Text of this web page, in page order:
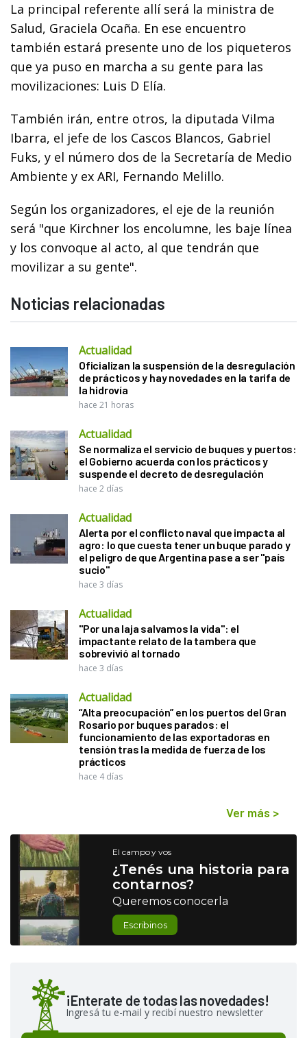
La principal referente allí será la ministra de
Salud, Graciela Ocaña. En ese encuentro
también estará presente uno de los piqueteros
que ya puso en marcha a su gente para las
movilizaciones: Luis D Elía.
También irán, entre otros, la diputada Vilma
Ibarra, el jefe de los Cascos Blancos, Gabriel
Fuks, y el número dos de la Secretaría de Medio
Ambiente y ex ARI, Fernando Melillo.
Según los organizadores, el eje de la reunión
será "que Kirchner los encolumne, les baje línea
y los convoque al acto, al que tendrán que
movilizar a su gente".
Noticias relacionadas
Actualidad
Oficializan la suspensión de la desregulación
de prácticos y hay novedades en la tarifa de
la hidrovía
hace 21 horas
Actualidad
Se normaliza el servicio de buques y puertos:
el Gobierno acuerda con los prácticos y
suspende el decreto de desregulación
hace 2 días
Actualidad
Alerta por el conflicto naval que impacta al
agro: lo que cuesta tener un buque parado y
el peligro de que Argentina pase a ser "país
sucio"
hace 3 días
Actualidad
"Por una laja salvamos la vida": el
impactante relato de la tambera que
sobrevivió al tornado
hace 3 días
Actualidad
“Alta preocupación” en los puertos del Gran
Rosario por buques parados: el
funcionamiento de las exportadoras en
tensión tras la medida de fuerza de los
prácticos
hace 4 días
Ver más >
El campo y vos
¿Tenés una historia para
contarnos?
Queremos conocerla
Escribinos
¡Enterate de todas las novedades!
Ingresá tu e-mail y recibí nuestro newsletter